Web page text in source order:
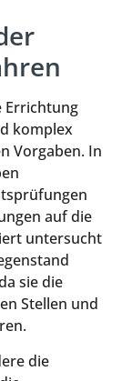
Errichtung
komplex
Vorgaben. In
auf die
untersucht
sie die
Stellen und
die